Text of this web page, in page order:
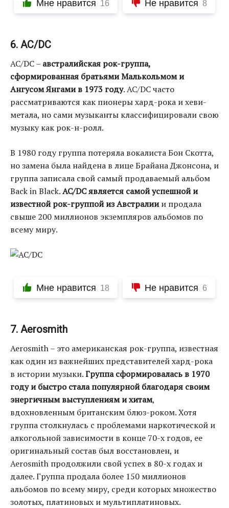
Мне нравится 16 Не нравится 8
6. AC/DC
AC/DC – австралийская рок-группа,
сформированная братьями Малькольмом и
Ангусом Янгами в 1973 году. AC/DC часто
рассматриваются как пионеры хард-рока и хеви-
метала, но сами музыканты классифицировали свою
музыку как рок-н-ролл.
В 1980 году группа потеряла вокалиста Бон Скотта,
но замена была найдена в лице Брайана Джонсона, и
группа записала свой самый продаваемый альбом
Back in Black.AC/DC является самой успешной и
известной рок-группой из Австралиии продала
свыше 200 миллионов экземпляров альбомов по
всему миру.
Мне нравится 18 Не нравится 6
7. Aerosmith
Aerosmith – это американская рок-группа, известная
как один из важнейших представителей хард-рока
в истории музыки.Группа сформировалась в 1970
году и быстро стала популярной благодаря своим
энергичным выступлениям и хитам,
вдохновленным британским блюз-роком. Хотя
группа столкнулась с проблемами наркотической и
алкогольной зависимости в конце 70-х годов, ее
оригинальный состав был восстановлен, и
Aerosmith продолжили свой успех в 80-х годах и
далее. Группа продала более 150 миллионов
альбомов по всему миру, среди которых множество
золотых, платиновых и мультиплатиновых.